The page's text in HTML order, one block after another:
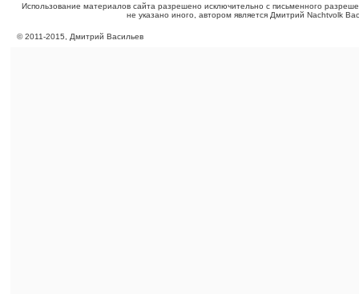
Использование материалов сайта разрешено исключительно с письменного
не указано иного, автором является Дмитрий Nachtvolk
©2011-2015 , Дмитрий Васильев